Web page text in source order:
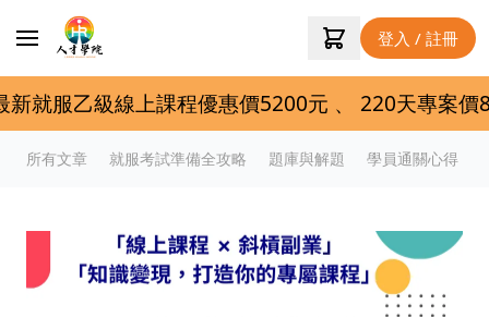
登入 / 註冊
級線上課程優惠價5200元 、 220天專案價8600
所有文章 就服考試準備全攻略 題庫與解題 學員通關心得